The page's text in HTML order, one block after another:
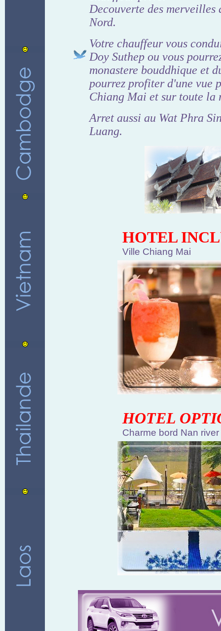
Decouverte des merveilles
Nord.
Votre chauffeur vous
Doy Suthep ou vous
monastere bouddhique et
pourrez profiter d'une vue
Chiang Mai et sur toute la
Arret aussi au Wat Phra
Luang.
HOTEL
Ville Chiang Mai
HOTEL
Charme bord Nan river